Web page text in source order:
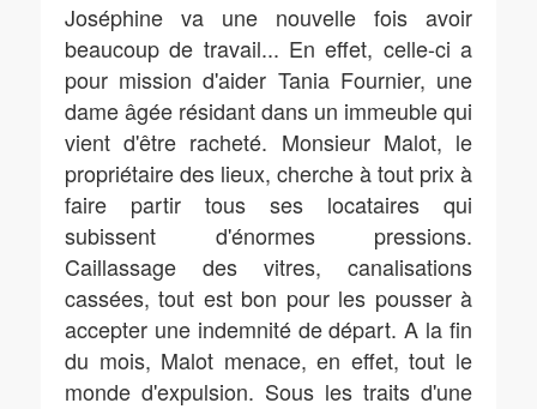
Joséphine va une nouvelle fois avoir
beaucoup de travail... En effet, celle-ci a
pour mission d'aider Tania Fournier, une
dame âgée résidant dans un immeuble qui
vient d'être racheté. Monsieur Malot, le
propriétaire des lieux, cherche à tout prix à
faire partir tous ses locataires qui
subissent d'énormes pressions.
Caillassage des vitres, canalisations
cassées, tout est bon pour les pousser à
accepter une indemnité de départ. A la fin
du mois, Malot menace, en effet, tout le
monde d'expulsion. Sous les traits d'une